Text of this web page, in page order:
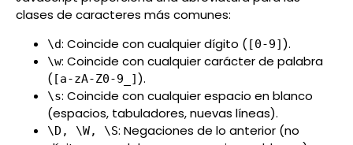
clases de caracteres más comunes:
\d: Coincide con cualquier dígito ([0-9]).
\w: Coincide con cualquier carácter de palabra
([a-zA-Z0-9_]).
\s: Coincide con cualquier espacio en blanco
(espacios, tabuladores, nuevas líneas).
\D, \W, \S: Negaciones de lo anterior (no